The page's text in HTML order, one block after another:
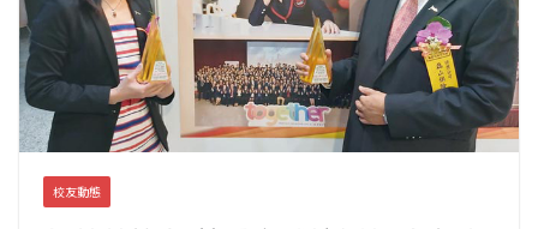
校友動態